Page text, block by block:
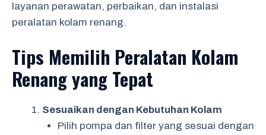
layanan perawatan, perbaikan, dan instalasi
peralatan kolam renang.
Tips Memilih Peralatan Kolam
Renang yang Tepat
Sesuaikan dengan Kebutuhan Kolam
Pilih pompa dan filter yang sesuai dengan